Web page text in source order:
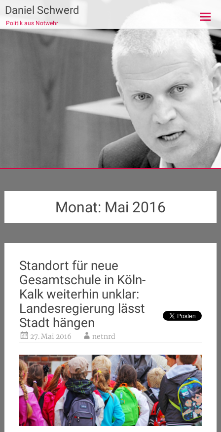
Zum
Inhalt
springen
Daniel Schwerd
Politik aus Notwehr
Monat: Mai 2016
Standort für neue
Gesamtschule in Köln-
Kalk weiterhin unklar:
Landesregierung lässt
Stadt hängen
27. Mai 2016 netnrd